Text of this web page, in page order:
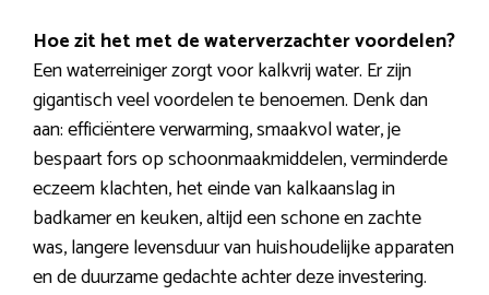
Hoe zit het met de waterverzachter voordelen?
Een waterreiniger zorgt voor kalkvrij water. Er zijn
gigantisch veel voordelen te benoemen. Denk dan
aan: efficiëntere verwarming, smaakvol water, je
bespaart fors op schoonmaakmiddelen, verminderde
eczeem klachten, het einde van kalkaanslag in
badkamer en keuken, altijd een schone en zachte
was, langere levensduur van huishoudelijke apparaten
en de duurzame gedachte achter deze investering.